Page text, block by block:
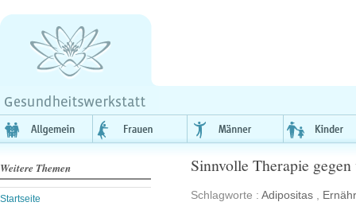
Weitere Themen
Startseite
Sinnvolle Therapie
Schlagworte : Adipositas